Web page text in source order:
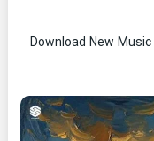
Download New Music